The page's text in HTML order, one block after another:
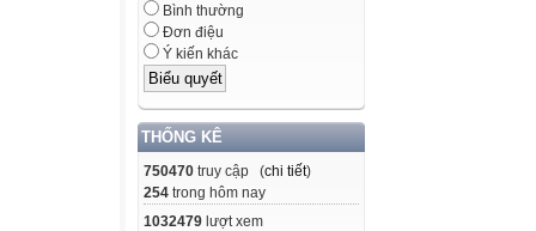
Bình thường
Đơn điệu
Ý kiến khác
THỐNG KÊ
750470 truy cập (chi tiết)
254 trong hôm nay
1032479 lượt xem